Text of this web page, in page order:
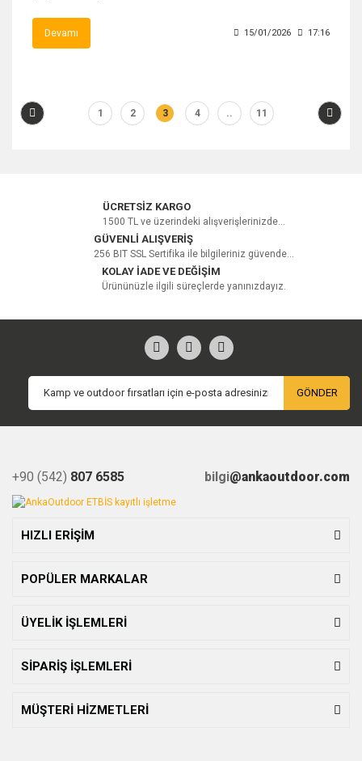
Devamı 15/01/2026 17:16
1 2 3 4 .. 11
ÜCRETSİZ KARGO
1500 TL ve üzerindeki alışverişlerinizde...
GÜVENLİ ALIŞVERİŞ
256 BIT SSL Sertifika ile bilgileriniz güvende...
KOLAY İADE VE DEĞİŞİM
Ürününüzle ilgili süreçlerde yanınızdayız.
GÖNDER
+90 (542) 807 6585 bilgi@ankaoutdoor.com
HIZLI ERİŞİM
POPÜLER MARKALAR
ÜYELİK İŞLEMLERİ
SİPARİŞ İŞLEMLERİ
MÜŞTERİ HİZMETLERİ